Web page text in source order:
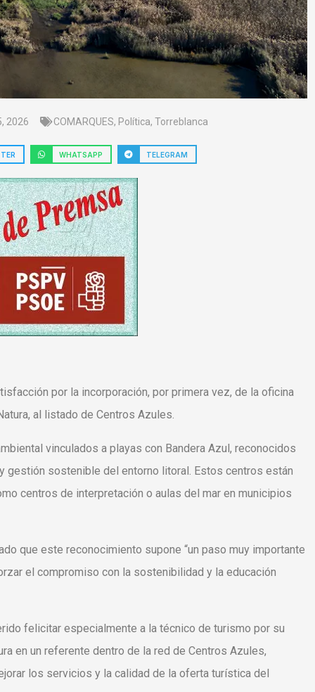
2026 COMARQUES, Política, Torreblanca
WHATSAPP TELEGRAM
por la incorporación, por primera vez, de la oficina
al listado de Centros Azules.
vinculados a playas con Bandera Azul, reconocidos
gestión sostenible del entorno litoral. Estos centros están
centros de interpretación o aulas del mar en municipios
que este reconocimiento supone “un paso muy importante
el compromiso con la sostenibilidad y la educación
felicitar especialmente a la técnico de turismo por su
en un referente dentro de la red de Centros Azules,
los servicios y la calidad de la oferta turística del